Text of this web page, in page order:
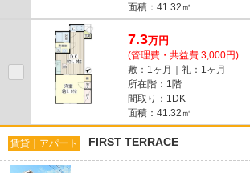
面積：41.32㎡
7.3万円
(管理費・共益費 3,000円)
敷：1ヶ月｜礼：1ヶ月
所在階：1階
間取り：1DK
面積：41.32㎡
賃貸｜アパート FIRST TERRACE